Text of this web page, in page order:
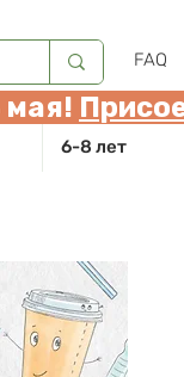
FAQ
6-8 лет
мая!